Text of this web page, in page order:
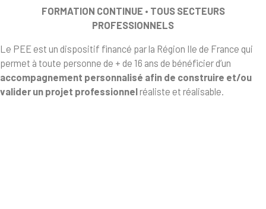
FORMATION CONTINUE • TOUS SECTEURS
PROFESSIONNELS
Le PEE est un dispositif financé par la Région Ile de France qui
permet à toute personne de + de 16 ans de bénéficier d’un
accompagnement personnalisé afin de construire et/ou
valider un projet professionnel réaliste et réalisable.